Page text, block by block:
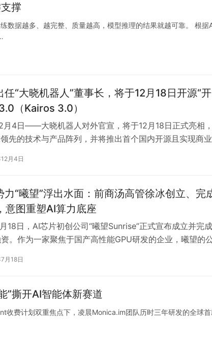
撑
数据越多、越完整、质量越高，模型推理的结果就越可靠。 根据
“大晓机器人”董事长，将于12月18日开源“开
（Kairos 3.0）
月4日——大晓机器人对外官宣，将于12月18日正式亮相
先的技术与产品阵列，并将推出首个国内开源且实现商
型3.0，与行业伙…
月4日
力“曦望”浮出水面：前商汤高管徐冰创立、完
意图重塑AI算力底座
18日，AI芯片初创公司“曦望Sunrise”正式宣布成立并完
。作为一家聚焦于国产高性能GPU研发的企业，曦望的
核心算力…
月18日
”撕开AI智能体新赛道
费计划双重焦点下，凌晨Monica.im团队历时三年研发的全球